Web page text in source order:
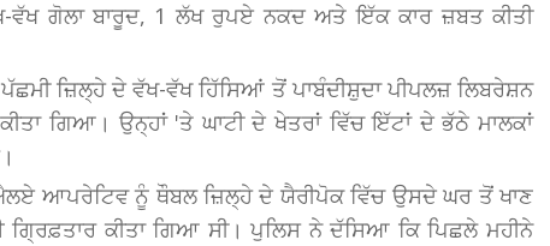
ਵੱਖ ਗੋਲਾ ਬਾਰੂਦ, 1 ਲੱਖ ਰੁਪਏ ਨਕਦ ਅਤੇ ਇੱਕ ਕਾਰ ਜ਼ਬਤ ਕੀਤੀ
ਜ਼ਿਲ੍ਹੇ ਦੇ ਵੱਖ-ਵੱਖ ਹਿੱਸਿਆਂ ਤੋਂ ਪਾਬੰਦੀਸ਼ੁਦਾ ਪੀਪਲਜ਼ ਲਿਬਰੇਸ਼ਨ
ਗਿਆ। ਉਨ੍ਹਾਂ 'ਤੇ ਘਾਟੀ ਦੇ ਖੇਤਰਾਂ ਵਿੱਚ ਇੱਟਾਂ ਦੇ ਭੱਠੇ ਮਾਲਕਾਂ
ਆਪਰੇਟਿਵ ਨੂੰ ਥੌਬਲ ਜ਼ਿਲ੍ਹੇ ਦੇ ਯੈਰੀਪੋਕ ਵਿੱਚ ਉਸਦੇ ਘਰ ਤੋਂ ਖਾਣ
ਕੀਤਾ ਗਿਆ ਸੀ। ਪੁਲਿਸ ਨੇ ਦੱਸਿਆ ਕਿ ਪਿਛਲੇ ਮਹੀਨੇ